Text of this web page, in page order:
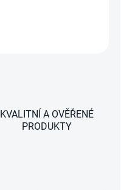
KVALITNÍ A OVĚŘENÉ
PRODUKTY